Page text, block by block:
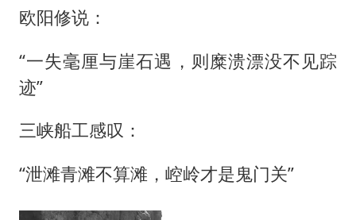
欧阳修说：
“一失毫厘与崖石遇，则糜溃漂没不见踪
迹”
三峡船工感叹：
“泄滩青滩不算滩，崆岭才是鬼门关”